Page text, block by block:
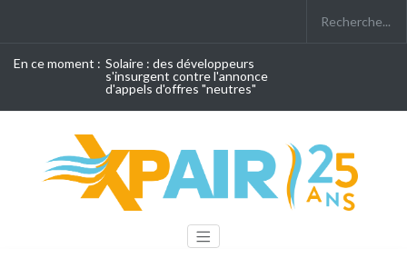
En ce moment : Solaire : des développeurs
s'insurgent contre l'annonce
d'appels d'offres "neutres"